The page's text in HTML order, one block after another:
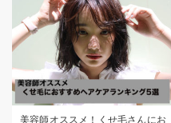
美容師オススメ！くせ毛さんにお